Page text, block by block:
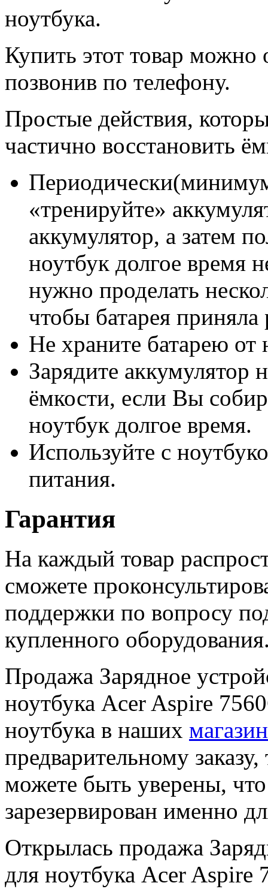
ноутбука.
Купить этот товар можно
позвонив по телефону.
Простые действия,
частично восстановить
«тренируйте»
аккумулятор, а затем
ноутбук долгое время
нужно проделать
чтобы батарея
Не храните батарею от
Зарядите аккумулятор
ёмкости, если Вы
ноутбук долгое время.
Используйте с
питания.
Гарантия
На каждый товар
сможете
поддержки по вопросу
купленного
Продажа Зарядное
ноутбука Acer Aspire
ноутбука в наших
предварительному
можете быть уверены,
зарезервирован именно
Открылась продажа
для ноутбука Acer Aspire